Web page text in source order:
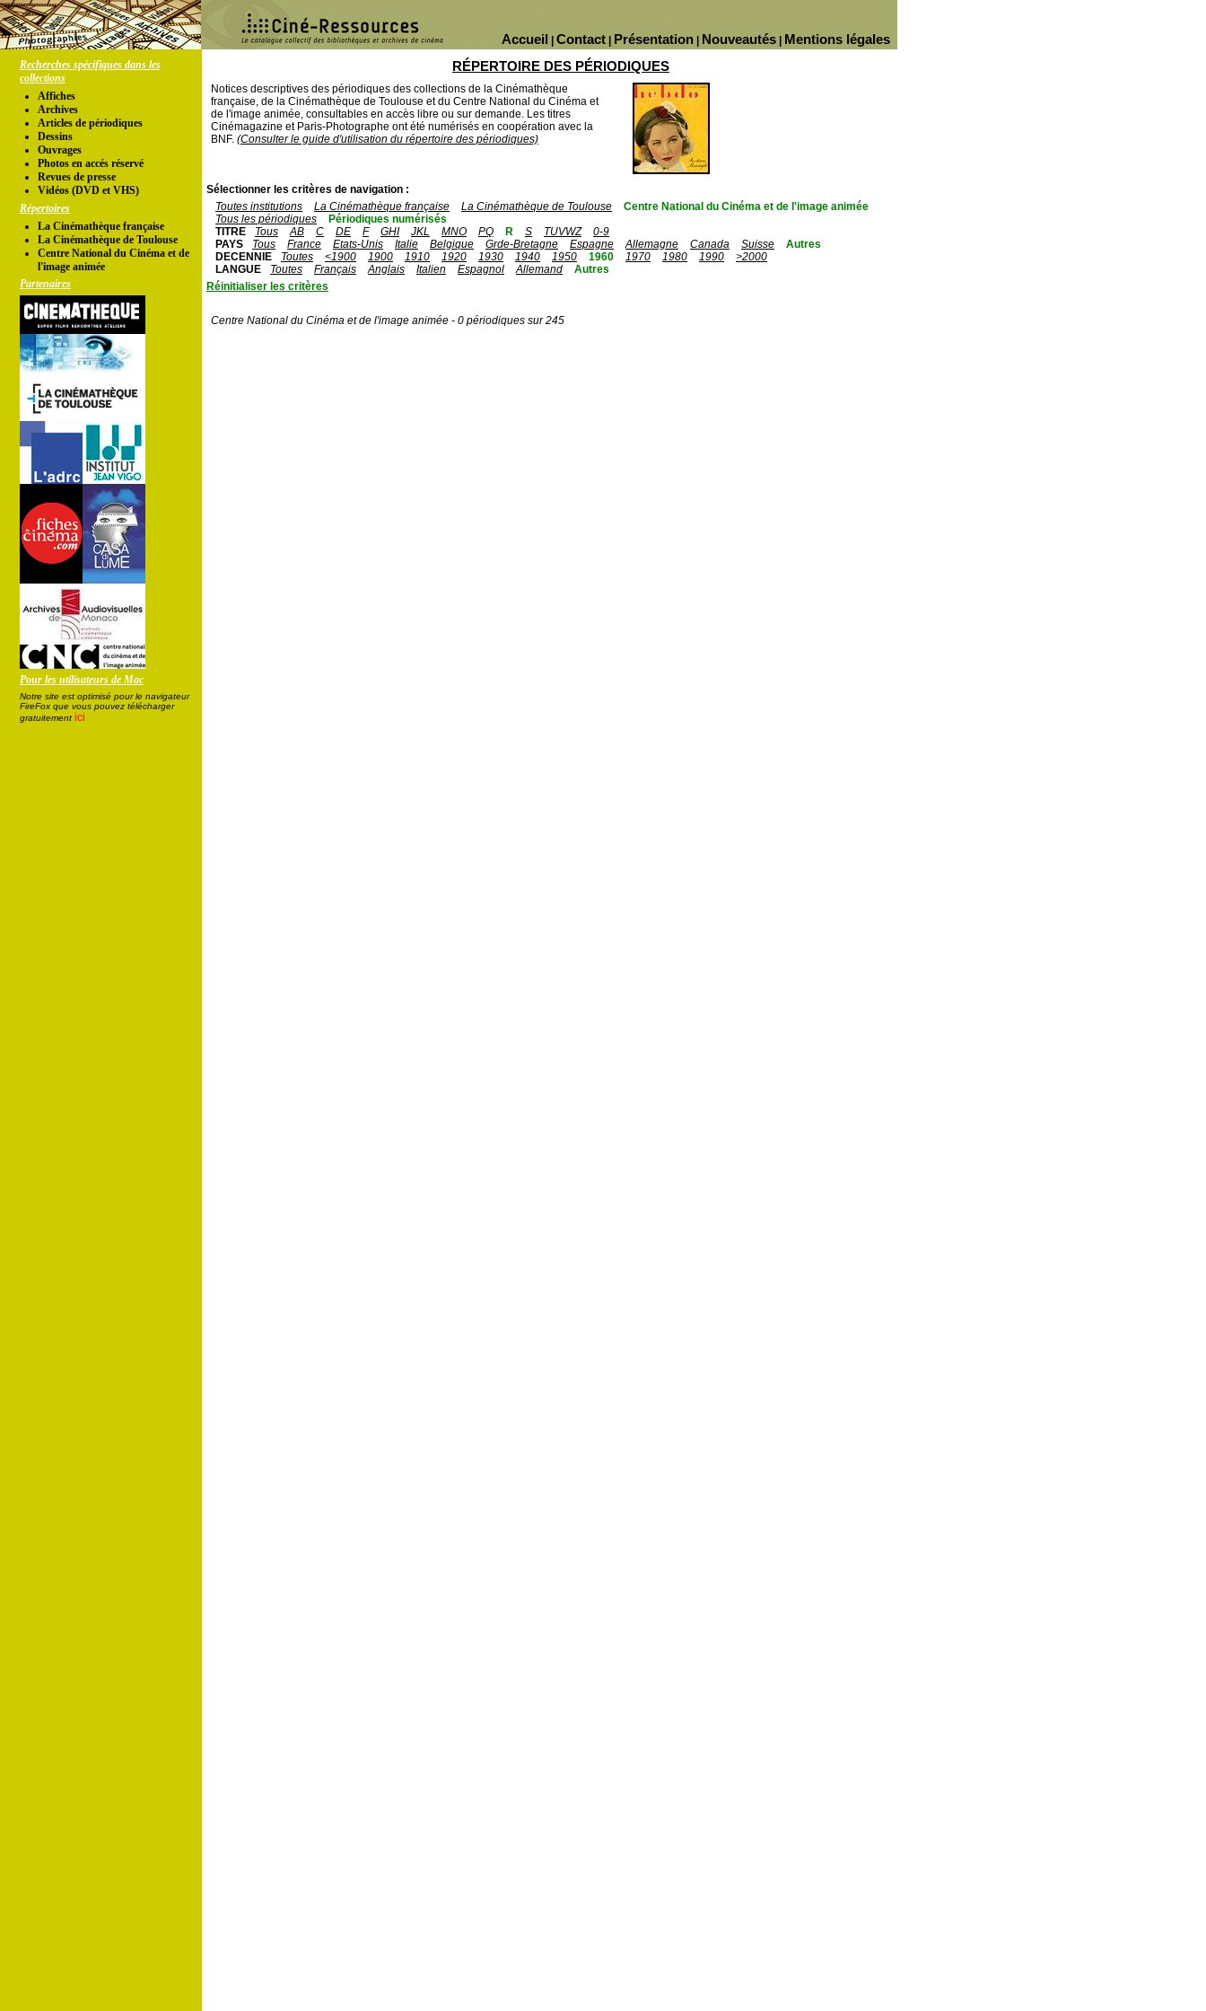
Mentions légales
Nouveautés
Présentation
Contact
Accueil
Recherches spécifiques dans les
collections
Affiches
Archives
Articles de périodiques
Dessins
Ouvrages
Photos en accés réservé
Revues de presse
Vidéos (DVD et VHS)
Répertoires
La Cinémathèque française
La Cinémathèque de Toulouse
Centre National du Cinéma et de
l'image animée
Partenaires
Pour les utilisateurs de Mac
Notre site est optimisé pour le navigateur
FireFox que vous pouvez télécharger
gratuitement ici
RÉPERTOIRE DES PÉRIODIQUES
Notices descriptives des périodiques des collections de la Cinémathèque
française, de la Cinémathèque de Toulouse et du Centre National du Cinéma et
de l'image animée, consultables en accès libre ou sur demande. Les titres
Cinémagazine et Paris-Photographe ont été numérisés en coopération avec la
BNF. (Consulter le guide d'utilisation du répertoire des périodiques)
Sélectionner les critères de navigation :
Toutes institutions
La Cinémathèque française La Cinémathèque de Toulouse
Centre National du Cinéma et de l'image animée
Tous les périodiques
Périodiques numérisés
TITRE
Tous AB C DE F GHI JKL MNO PQ R S TUVWZ
0-9
PAYS
Tous France Etats-Unis Italie Belgique Grde-Bretagne Espagne Allemagne Canada Suisse
Autres
DECENNIE
Toutes <1900 1900 1910 1920 1930 1940 1950 1960 1970 1980 1990
>2000
LANGUE
Toutes Français Anglais Italien Espagnol Allemand
Autres
Réinitialiser les critères
Centre National du Cinéma et de l'image animée - 0 périodiques sur 245